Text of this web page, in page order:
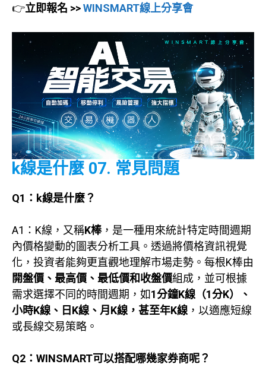
👉立即報名 >>WINSMART線上分享會
k線是什麼 07. 常見問題
Q1：k線是什麼？
A1：K線，又稱K棒，是一種用來統計特定時間週期
內價格變動的圖表分析工具。透過將價格資訊視覺
化，投資者能夠更直觀地理解市場走勢。每根K棒由
開盤價、最高價、最低價和收盤價組成，並可根據
需求選擇不同的時間週期，如1分鐘K線（1分K）、
小時K線、日K線、月K線，甚至年K線 ，以適應短線
或長線交易策略。
Q2：WINSMART可以搭配哪幾家券商呢？